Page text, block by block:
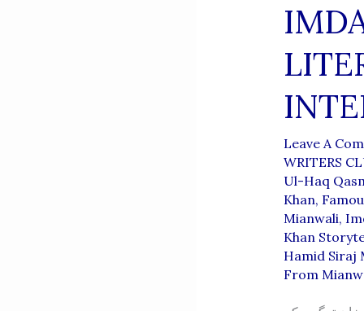
Leave A
WRITERS
Ul-Haq
Khan,
Mianwali,
Khan
Hamid Siraj
From